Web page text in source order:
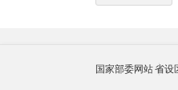
国家部委网站省设